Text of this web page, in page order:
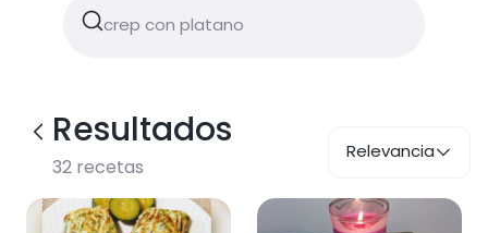
Resultados
32 recetas
Relevancia